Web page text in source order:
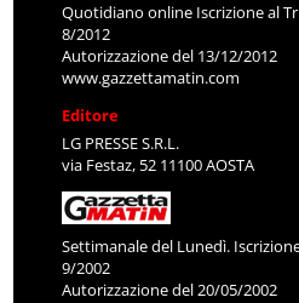
Quotidiano online Iscrizione al
8/2012
Autorizzazione del 13/12/2012
www.gazzettamatin.com
Editore
LG PRESSE S.R.L.
via Festaz, 52 11100 AOSTA
Settimanale del Lunedì.
9/2002
Autorizzazione del 20/05/2002